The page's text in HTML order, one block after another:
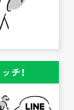
チ！